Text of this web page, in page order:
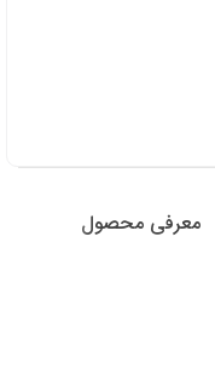
معرفی محصول